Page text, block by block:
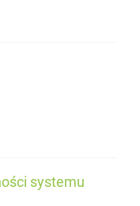
systemu